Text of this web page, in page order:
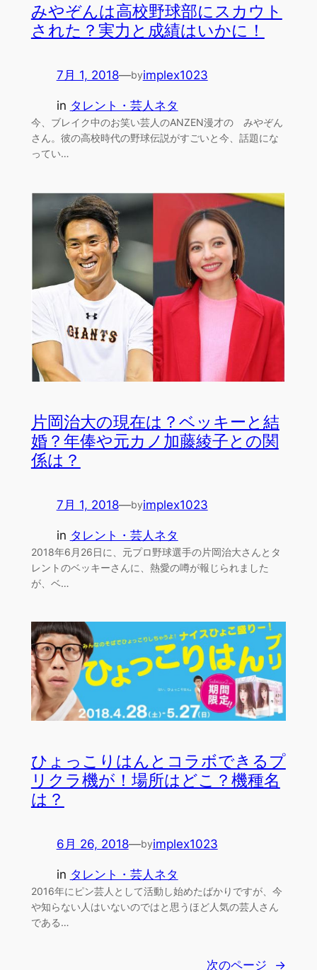
みやぞんは高校野球部にスカウト
された？実力と成績はいかに！
7月 1, 2018—byimplex1023
in タレント・芸人ネタ
今、ブレイク中のお笑い芸人のANZEN漫才の みやぞん
さん。彼の高校時代の野球伝説がすごいと今、話題にな
ってい…
片岡治大の現在は？ベッキーと結
婚？年俸や元カノ加藤綾子との関
係は？
7月 1, 2018—byimplex1023
in タレント・芸人ネタ
2018年6月26日に、元プロ野球選手の片岡治大さんとタ
レントのベッキーさんに、熱愛の噂が報じられました
が、ベ…
ひょっこりはんとコラボできるプ
リクラ機が！場所はどこ？機種名
は？
6月 26, 2018—byimplex1023
in タレント・芸人ネタ
2016年にピン芸人として活動し始めたばかりですが、今
や知らない人はいないのではと思うほど人気の芸人さん
である…
次のページ →